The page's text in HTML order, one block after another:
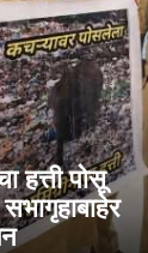
हत्ती पोसू